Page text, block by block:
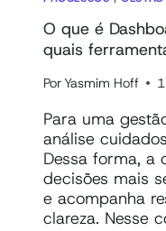
O que é
quais
Por Yasmim Hoff
Para uma
análise
Dessa forma, a
decisões mais
e acompanha
clareza. Nesse